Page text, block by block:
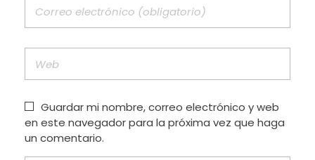
Guardar mi nombre, correo electrónico y web
en este navegador para la próxima vez que haga
un comentario.